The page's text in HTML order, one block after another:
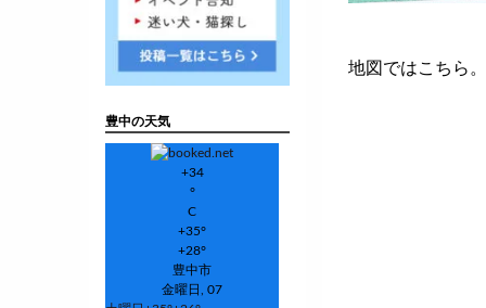
地図ではこちら。
豊中の天気
+34
°
C
+35°
+28°
豊中市
金曜日, 07